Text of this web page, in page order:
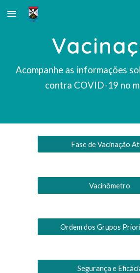
Skip to main content
Acompanhe as informações
contra COVID-19 no
Fase de Vacinação
Vacinômetro
Ordem dos Grupos
Segurança e